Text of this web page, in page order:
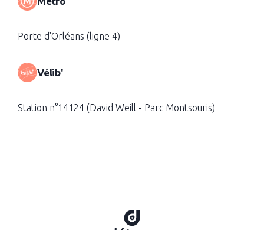
Porte d'Orléans (ligne 4)
Vélib'
Station n°14124 (David Weill - Parc Montsouris)